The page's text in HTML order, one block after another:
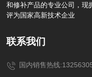
和修补产品的专业公司，现
评为国家高新技术企业
联系我们
国内销售热线